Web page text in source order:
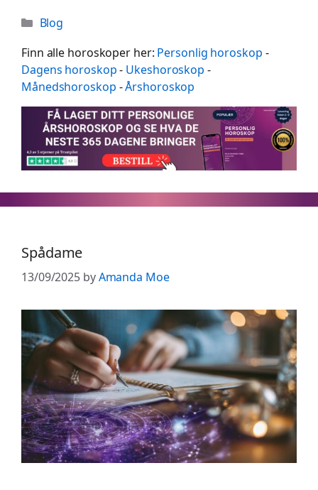
Categories
Blog
Finn alle horoskoper her: Personlig horoskop -
Dagens horoskop- Ukeshoroskop -
Månedshoroskop -Årshoroskop
Spådame
13/09/2025 byAmanda Moe